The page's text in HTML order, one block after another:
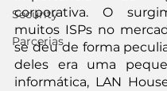
Security
Parcerias
corporativa. O
muitos ISPs no
se deu de forma
deles era uma
informática, LAN